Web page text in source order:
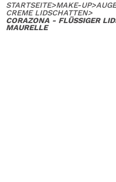
STARTSEITE>MAKE-UP>
CREME LIDSCHATTEN>
CORAZONA - FLÜSSIGER
MAURELLE